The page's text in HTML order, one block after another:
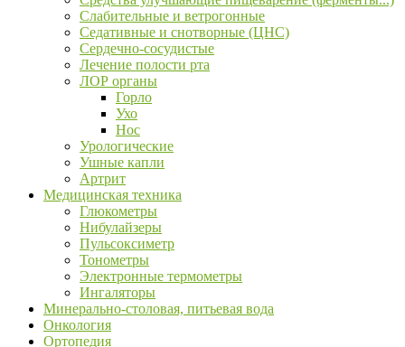
Слабительные и ветрогонные
Седативные и снотворные (ЦНС)
Сердечно-сосудистые
Лечение полости рта
ЛОР органы
Горло
Ухо
Нос
Урологические
Ушные капли
Артрит
Медицинская техника
Глюкометры
Нибулайзеры
Пульсоксиметр
Тонометры
Электронные термометры
Ингаляторы
Минерально-столовая, питьевая вода
Онкология
Ортопедия